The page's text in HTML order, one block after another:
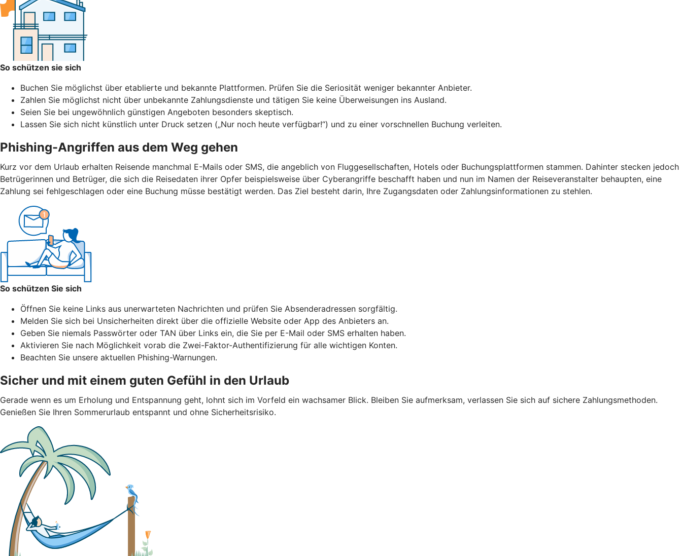
So schützen sie sich
Buchen Sie möglichst über etablierte und bekannte Plattformen. Prüfen Sie die Seriosität weniger bekannter Anbieter.
Zahlen Sie möglichst nicht über unbekannte Zahlungsdienste und tätigen Sie keine Überweisungen ins Ausland.
Seien Sie bei ungewöhnlich günstigen Angeboten besonders skeptisch.
Lassen Sie sich nicht künstlich unter Druck setzen („Nur noch heute verfügbar!“) und zu einer vorschnellen Buchung verleiten.
Phishing-Angriffen aus dem Weg gehen
Kurz vor dem Urlaub erhalten Reisende manchmal E-Mails oder SMS, die angeblich von Fluggesellschaften, Hotels oder Buchungsplattformen stammen. Dahinter stecken jedoch
Betrügerinnen und Betrüger, die sich die Reisedaten ihrer Opfer beispielsweise über Cyberangriffe beschafft haben und nun im Namen der Reiseveranstalter behaupten, eine
Zahlung sei fehlgeschlagen oder eine Buchung müsse bestätigt werden. Das Ziel besteht darin, Ihre Zugangsdaten oder Zahlungsinformationen zu stehlen.
So schützen Sie sich
Öffnen Sie keine Links aus unerwarteten Nachrichten und prüfen Sie Absenderadressen sorgfältig.
Melden Sie sich bei Unsicherheiten direkt über die offizielle Website oder App des Anbieters an.
Geben Sie niemals Passwörter oder TAN über Links ein, die Sie per E-Mail oder SMS erhalten haben.
Aktivieren Sie nach Möglichkeit vorab die Zwei-Faktor-Authentifizierung für alle wichtigen Konten.
Beachten Sie unsere aktuellen Phishing-Warnungen.
Sicher und mit einem guten Gefühl in den Urlaub
Gerade wenn es um Erholung und Entspannung geht, lohnt sich im Vorfeld ein wachsamer Blick. Bleiben Sie aufmerksam, verlassen Sie sich auf sichere Zahlungsmethoden.
Genießen Sie Ihren Sommerurlaub entspannt und ohne Sicherheitsrisiko.